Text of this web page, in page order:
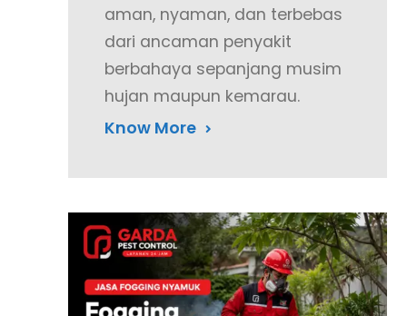
aman, nyaman, dan terbebas
dari ancaman penyakit
berbahaya sepanjang musim
hujan maupun kemarau.
Know More